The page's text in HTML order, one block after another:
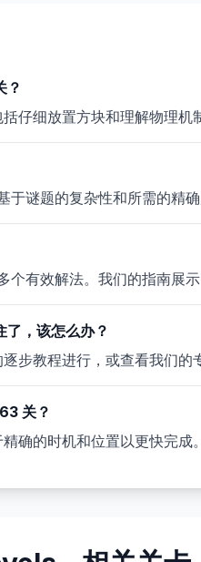
？
仔细放置方块和理解物理机
谜题的复杂性和所需的精确
有效解法。我们的指南展示
，该怎么办？
步教程进行，或查看我们的
关？
确的时机和位置以更快完成。